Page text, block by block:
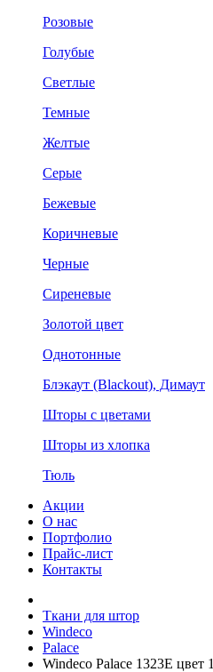
Розовые
Голубые
Светлые
Темные
Желтые
Серые
Бежевые
Коричневые
Черные
Сиреневые
Золотой цвет
Однотонные
Блэкаут (Blackout), Димаут
Шторы с цветами
Шторы из хлопка
Тюль
Акции
О нас
Портфолио
Прайс-лист
Контакты
Ткани для штор
Windeco
Palace
Windeco Palace 1323E цвет 1